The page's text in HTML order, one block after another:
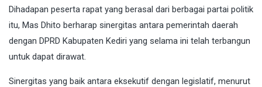
Dihadapan peserta rapat yang berasal dari berbagai partai politik
itu, Mas Dhito berharap sinergitas antara pemerintah daerah
dengan DPRD Kabupaten Kediri yang selama ini telah terbangun
untuk dapat dirawat.
Sinergitas yang baik antara eksekutif dengan legislatif, menurut